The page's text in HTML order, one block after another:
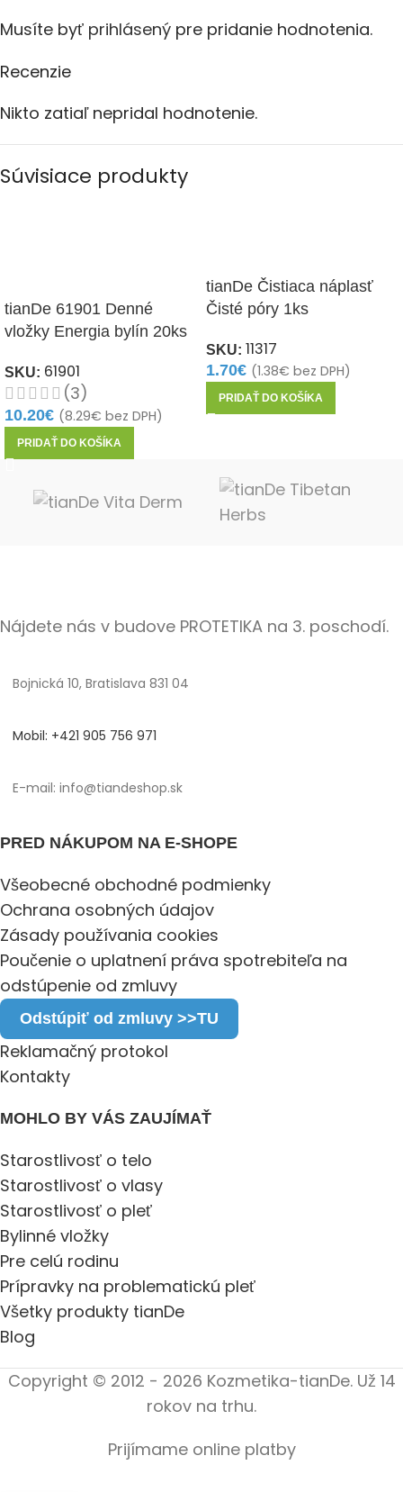
Recenzie
Nikto zatiaľ nepridal hodnotenie.
Musíte byť prihlásený pre pridanie hodnotenia.
Súvisiace produkty
tianDe 61901 Denné
vložky Energia bylín 20ks
SKU: 61901
(3)
10.20€ (8.29€ bez DPH)
PRIDAŤ DO KOŠÍKA
tianDe Čistiaca náplasť
Čisté póry 1ks
SKU: 11317
1.70€ (1.38€ bez DPH)
PRIDAŤ DO KOŠÍKA
Nájdete nás v budove PROTETIKA na 3. poschodí.
Bojnická 10, Bratislava 831 04
Mobil: +421 905 756 971
E-mail: info@tiandeshop.sk
PRED NÁKUPOM NA E-SHOPE
Všeobecné obchodné podmienky
Ochrana osobných údajov
Zásady používania cookies
Poučenie o uplatnení práva spotrebiteľa na
odstúpenie od zmluvy
Odstúpiť od zmluvy >>TU
Reklamačný protokol
Kontakty
MOHLO BY VÁS ZAUJÍMAŤ
Starostlivosť o telo
Starostlivosť o vlasy
Starostlivosť o pleť
Bylinné vložky
Pre celú rodinu
Prípravky na problematickú pleť
Všetky produkty tianDe
Blog
Copyright © 2012 - 2026 Kozmetika-tianDe. Už 14
rokov na trhu.
Prijímame online platby